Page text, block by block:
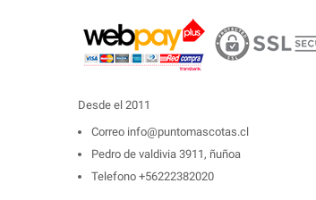
Desde el 2011
Correo info@puntomascotas.cl
Pedro de valdivia 3911, ñuñoa
Telefono +56222382020